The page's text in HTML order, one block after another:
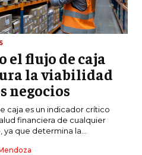
Y BUSINESS
Y SUCESIÓN
RIESGO EMPRESARIAL
Y RESOLUCIÓN DE
el flujo de caja
la viabilidad
negocios
caja es un indicador crítico
financiera de cualquier
que determina la...